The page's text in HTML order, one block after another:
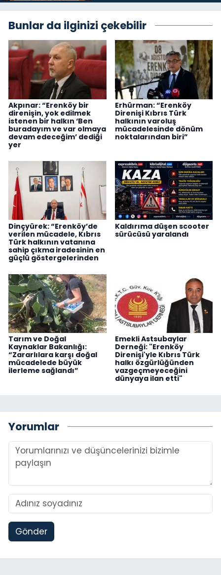
Bunlar da ilginizi çekebilir
Akpınar: “Erenköy bir
direnişin, yok edilmek
istenen bir halkın ‘Ben
buradayım ve var olmaya
devam edeceğim’ dediği
yer
Erhürman: “Erenköy
Direnişi Kıbrıs Türk
halkının varoluş
mücadelesinde dönüm
noktalarından biri”
Dinçyürek: “Erenköy’de
verilen mücadele, Kıbrıs
Türk halkının vatanına
sahip çıkma iradesinin en
güçlü göstergelerinden
Kaldırıma düşen scooter
sürücüsü yaralandı
Tarım ve Doğal
Kaynaklar Bakanlığı:
“Zararlılara karşı doğal
mücadelede büyük
ilerleme sağlandı”
Emekli Astsubaylar
Derneği: "Erenköy
Direnişi'yle Kıbrıs Türk
halkı özgürlüğünden
vazgeçmeyeceğini
dünyaya ilan etti"
Yorumlar
Gönder